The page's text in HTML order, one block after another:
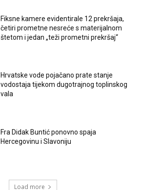
Fiksne kamere evidentirale 12 prekršaja,
četiri prometne nesreće s materijalnom
štetom i jedan „teži prometni prekršaj“
Hrvatske vode pojačano prate stanje
vodostaja tijekom dugotrajnog toplinskog
vala
Fra Didak Buntić ponovno spaja
Hercegovinu i Slavoniju
Load more